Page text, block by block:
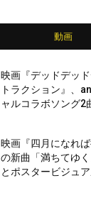
動画
映画『デッドデッ
トラクション』、
ャルコラボソング2
映画『四月になれ
の新曲「満ちてゆ
とポスタービジュア